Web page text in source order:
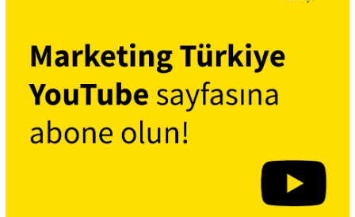
Dergiler
Etkinlikler